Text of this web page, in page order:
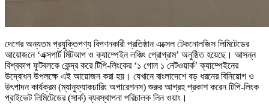
দেশের অন্যতম প্রযুক্তিপণ্য বিপণনকারী প্রতিষ্ঠান এক্সেল টেকনোলজিস লিমিটেডের
আয়োজনে ‘এক্সপার্ট মিটআপ ও ক্যাম্পেইন লঞ্চিং প্রোগ্রাম’ অনুষ্ঠিত হয়েছে। আসন্ন
বিশ্বকাপ ফুটবলকে কেন্দ্র করে টিপি-লিংকের ‘১ গোল ১ নেটওয়ার্ক’ ক্যাম্পেইনের
উদ্বোধন উপলক্ষে এই আয়োজন করা হয়। যেখানে বাংলাদেশে বড় ধরনের বিনিয়োগ ও
উৎপাদন কার্যক্রম (ম্যানুফ্যাকচারিং অপারেশনস) শুরুর আগ্রহ প্রকাশ করেন টিপি-লিংক
প্রাইভেট লিমিটেডের (সার্ক) ব্যবস্থাপনা পরিচালক লিন ওয়াং।